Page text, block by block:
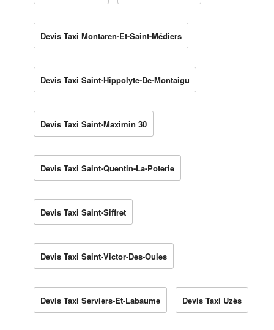
Devis Taxi Montaren-Et-Saint-Médiers
Devis Taxi Saint-Hippolyte-De-Montaigu
Devis Taxi Saint-Maximin 30
Devis Taxi Saint-Quentin-La-Poterie
Devis Taxi Saint-Siffret
Devis Taxi Saint-Victor-Des-Oules
Devis Taxi Serviers-Et-Labaume Devis Taxi Uzès